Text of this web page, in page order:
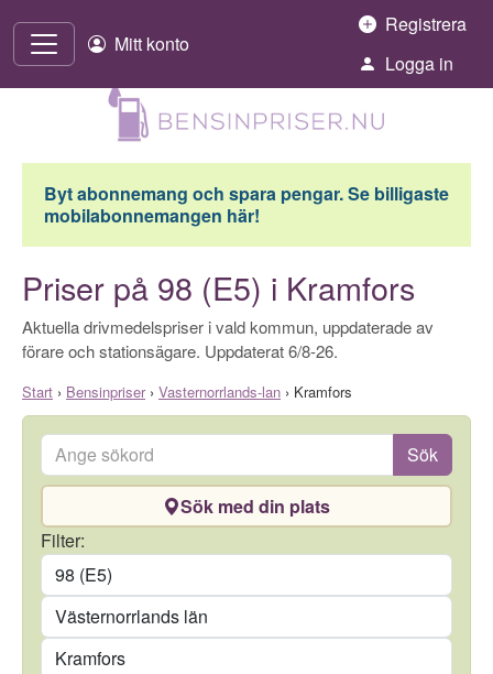
Mitt konto
Registrera
Logga in
Byt abonnemang och spara pengar. Se billigaste
mobilabonnemangen här!
Priser på 98 (E5) i Kramfors
Aktuella drivmedelspriser i vald kommun, uppdaterade av
förare och stationsägare. Uppdaterat 6/8-26.
Start › Bensinpriser› Vasternorrlands-lan › Kramfors
Ange sökord Sök
Sök med din plats
Filter:
Län
Kommun